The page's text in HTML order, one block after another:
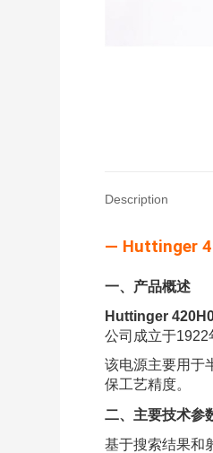
Description
— Huttinger
一、产品概述
Huttinger
公司成立于1922
该电源主要用于
保工艺精度。
二、主要技术参
基于搜索结果和